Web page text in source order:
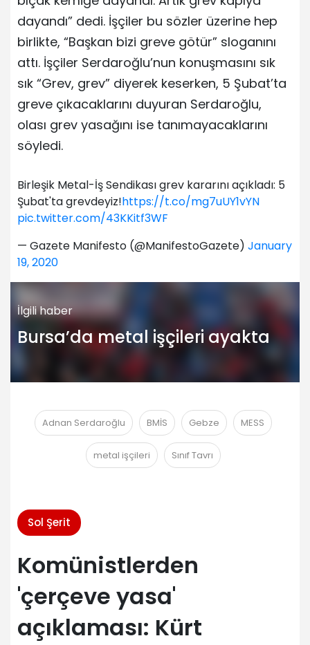
dayandı” dedi. İşçiler bu sözler üzerine hep
birlikte, “Başkan bizi greve götür” sloganını
attı. İşçiler Serdaroğlu’nun konuşmasını sık
sık “Grev, grev” diyerek keserken, 5 Şubat’ta
greve çıkacaklarını duyuran Serdaroğlu,
olası grev yasağını ise tanımayacaklarını
söyledi.
Birleşik Metal-İş Sendikası grev kararını açıkladı: 5
Şubat'ta grevdeyiz!https://t.co/mg7uUY1vYN
pic.twitter.com/43KKitf3WF
— Gazete Manifesto (@ManifestoGazete) January
19, 2020
İlgili haber
Bursa’da metal işçileri ayakta
Adnan Serdaroğlu BMİS Gebze MESS
metal işçileri Sınıf Tavrı
Sol Şerit
Komünistlerden
'çerçeve yasa'
açıklaması: Kürt